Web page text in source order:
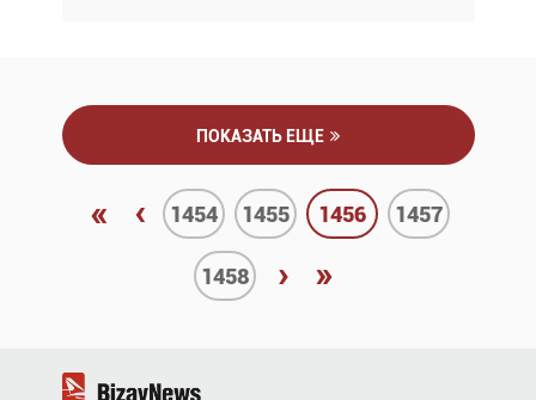
ПОКАЗАТЬ ЕЩЕ
« ‹ 1454 1455 1456 1457
1458 › »